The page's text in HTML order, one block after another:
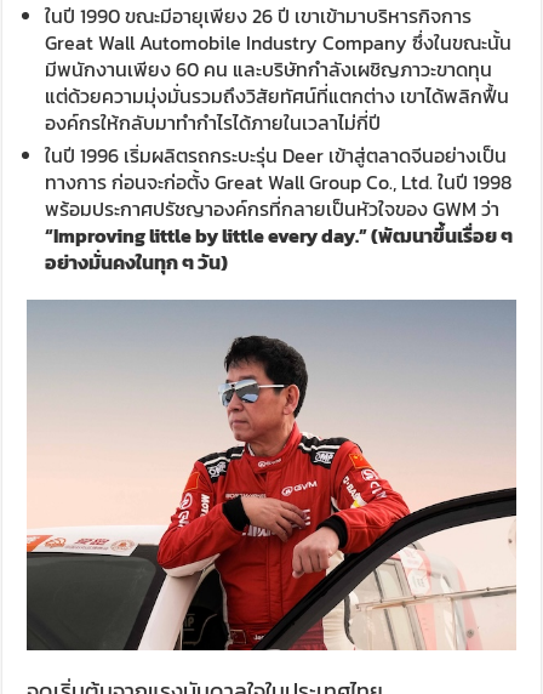
ในปี 1990 ขณะมีอายุเพียง 26 ปี เขาเข้ามาบริหารกิจการ
Great Wall Automobile Industry Company ซึ่งในขณะนั้น
มีพนักงานเพียง 60 คน และบริษัทกำลังเผชิญภาวะขาดทุน
แต่ด้วยความมุ่งมั่นรวมถึงวิสัยทัศน์ที่แตกต่าง เขาได้พลิกฟื้น
องค์กรให้กลับมาทำกำไรได้ภายในเวลาไม่กี่ปี
ในปี 1996 เริ่มผลิตรถกระบะรุ่น Deer เข้าสู่ตลาดจีนอย่างเป็น
ทางการ ก่อนจะก่อตั้ง Great Wall Group Co., Ltd. ในปี 1998
พร้อมประกาศปรัชญาองค์กรที่กลายเป็นหัวใจของ GWM ว่า
“Improving little by little every day.”(พัฒนาขึ้นเรื่อย ๆ
อย่างมั่นคงในทุก ๆ วัน)